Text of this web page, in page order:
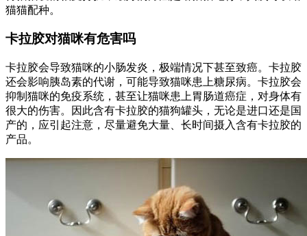
猫猫配种。
卡拉胶对猫咪有危害吗
卡拉胶会导致猫咪的小肠发炎，极端情况下甚至致癌。卡拉胶
还会影响胰岛素的代谢，可能导致猫咪患上糖尿病。卡拉胶会
抑制猫咪的免疫系统，甚至让猫咪患上胃肠道癌症，对身体有
很大的伤害。因此含有卡拉胶的猫狗罐头，无论是进口还是国
产的，应引起注意，尽量避免大量、长时间摄入含有卡拉胶的
产品。